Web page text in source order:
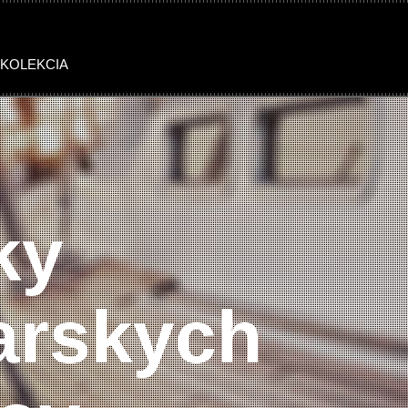
STONES WOMEN SUMMER